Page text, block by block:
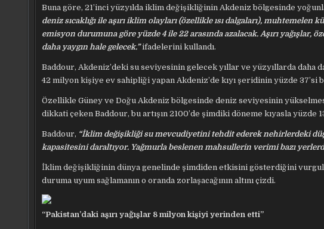
Buna göre, 21’inci yüzyılda iklim değişikliğinin Akdeniz bölgesinde
deniz sıcaklığı ile aşırı iklim olayları (özellikle ısı dalgaları),
emisyon durumuna göre yüzde 4 ile 22 arasında azalacak. Aşırı
daha yaygın hale gelecek.”ifadelerini kullandı.
Baddour, Akdeniz’deki su seviyesinin gelecek yıllar ve yüzyıllarda daha
42 milyon kişiye ev sahipliği yapan Akdeniz’de kıyı şeridinin yüzde
Özellikle Güney ve Doğu Akdeniz bölgesinde deniz seviyesinin
dikkati çeken Baddour, bu artışın 2100’de şimdiki döneme kıyasla yüzde
Baddour, “İklim değişikliği su mevcudiyetini tehdit ederek nehirlerdeki
kapasitesini daraltıyor. Yağmurla beslenen mahsullerin verimi bazı
İklim değişikliğinin dünya genelinde şimdiden etkisini gösterdiğini
duruma uyum sağlamanın o oranda zorlaşacağının altını çizdi.
“Pakistan’daki aşırı yağışlar 8 milyon kişiyi yerinden etti”